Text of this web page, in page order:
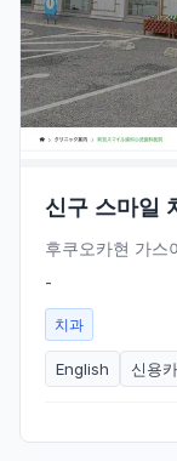
신구 스마일
후쿠오카현 가스
-
치과
English 신용